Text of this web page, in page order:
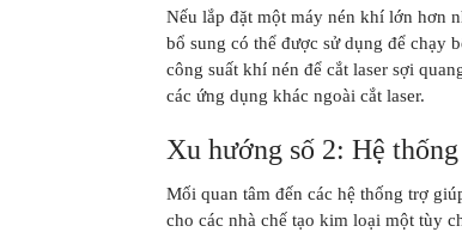
Nếu lắp đặt một máy nén khí lớn hơn
bổ sung có thể được sử dụng để chạy
công suất khí nén để cắt laser sợi
các ứng dụng khác ngoài cắt laser.
Xu hướng số 2: Hệ
Mối quan tâm đến các hệ thống trợ
cho các nhà chế tạo kim loại một tùy